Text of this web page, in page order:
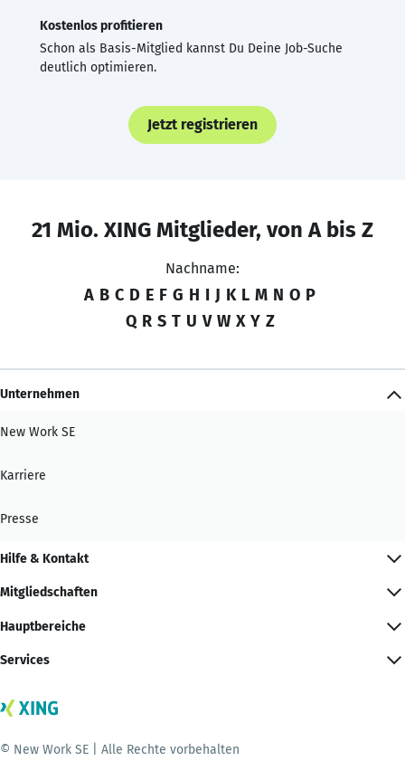
Kostenlos profitieren
Schon als Basis-Mitglied kannst Du Deine Job-Suche
deutlich optimieren.
Jetzt registrieren
21 Mio. XING Mitglieder, von A bis Z
Nachname:
A B C D E F G H I J K L M N O P
Q R S T U V W X Y Z
Unternehmen
New Work SE
Karriere
Presse
Hilfe & Kontakt
Mitgliedschaften
Hauptbereiche
Services
© New Work SE | Alle Rechte vorbehalten